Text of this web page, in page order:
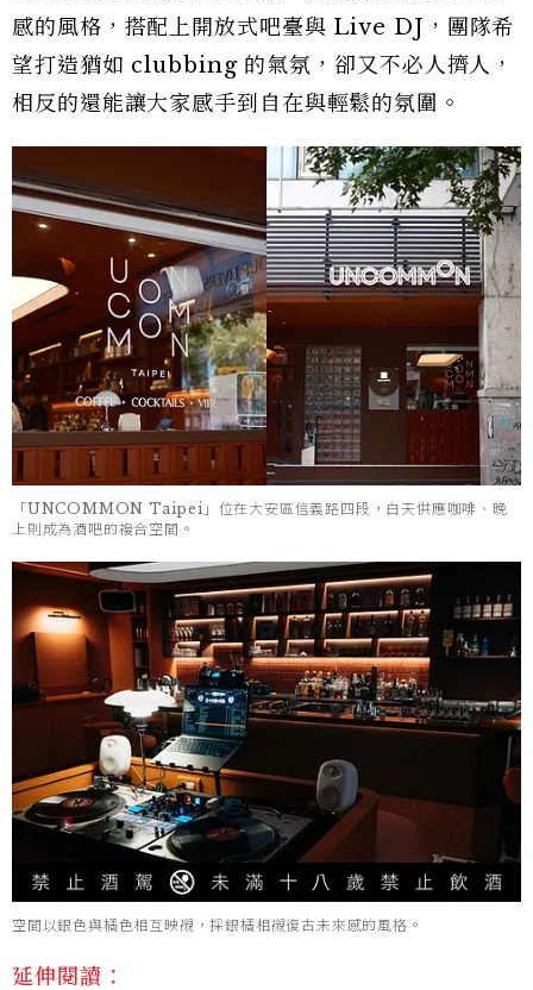
感的風格，搭配上開放式吧臺與 Live DJ，團隊希
望打造猶如 clubbing 的氣氛，卻又不必人擠人，
相反的還能讓大家感手到自在與輕鬆的氛圍。
「UNCOMMON Taipei」位在大安區信義路四段，白天供應咖啡、晚
上則成為酒吧的複合空間。
空間以銀色與橘色相互映襯，採銀橘相襯復古未來感的風格。
延伸閱讀：